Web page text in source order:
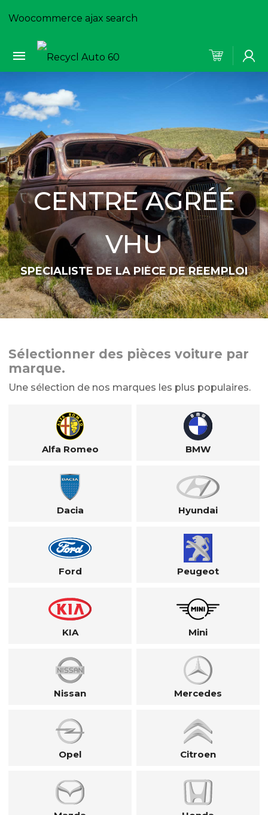
Woocommerce ajax search
CENTRE AGRÉÉ
VHU
SPÉCIALISTE DE LA PIÈCE DE RÉEMPLOI
Sélectionner des pièces voiture par
marque.
Une sélection de nos marques les plus populaires.
Alfa Romeo BMW
Dacia Hyundai
Ford Peugeot
KIA Mini
Nissan Mercedes
Opel Citroen